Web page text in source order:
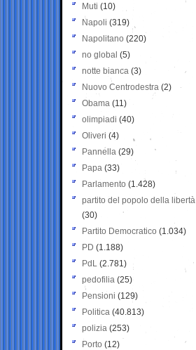
Muti (10)
Napoli (319)
Napolitano (220)
no global (5)
notte bianca (3)
Nuovo Centrodestra (2)
Obama (11)
olimpiadi (40)
Oliveri (4)
Pannella (29)
Papa (33)
Parlamento (1.428)
partito del popolo della libertà
(30)
Partito Democratico (1.034)
PD (1.188)
PdL (2.781)
pedofilia (25)
Pensioni (129)
Politica (40.813)
polizia (253)
Porto (12)